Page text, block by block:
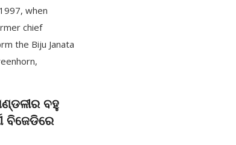
when
chief
the Biju Janata
[…]
ବହୁ
ବିଜେଡିରେ